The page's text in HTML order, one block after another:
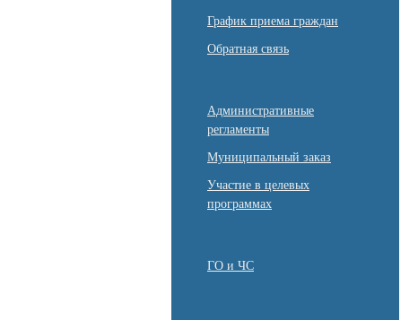
График приема граждан
Обратная связь
Административные
регламенты
Муниципальный заказ
Участие в целевых
программах
ГО и ЧС